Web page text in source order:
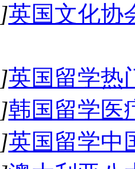
]英国文化协
]英国留学热
]韩国留学医
]英国留学中